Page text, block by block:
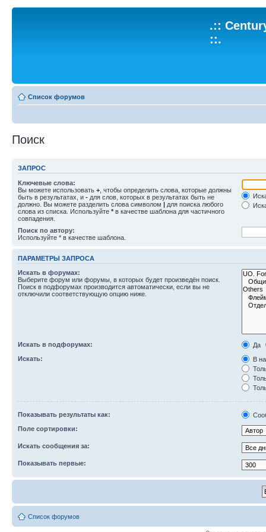
.::
::.
Список форумов
Поиск
ЗАПРОС
Ключевые слова:
Вы можете использовать + , чтобы определить слова, которые должны
быть в результатах, и - для слов, которых в результатах быть не
должно. Вы можете разделить слова символом | для поиска любого
слова из списка. Используйте * в качестве шаблона для частичного
совпадения.
Поиск по автору:
Используйте * в качестве шаблона.
ПАРАМЕТРЫ ЗАПРОСА
Искать в форумах:
Выберите форум или форумы, в которых будет произведён поиск.
Поиск в подфорумах производится автоматически, если вы не
отключили соответствующую опцию ниже.
Искать в подфорумах:
Да
Искать:
В
Показывать результаты как:
Поле сортировки:
Искать сообщения за:
Показывать первые:
Список форумов